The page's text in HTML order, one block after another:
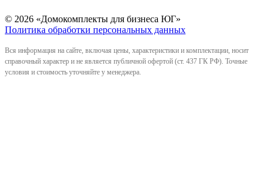
© 2026 «Домокомплекты для бизнеса ЮГ»
Политика обработки персональных данных
Вся информация на сайте, включая цены, характеристики и комплектации, носит
справочный характер и не является публичной офертой (ст. 437 ГК РФ). Точные
условия и стоимость уточняйте у менеджера.